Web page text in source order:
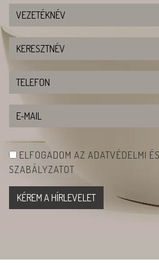
ELFOGADOM AZ ADATVÉDELMI
SZABÁLYZATOT